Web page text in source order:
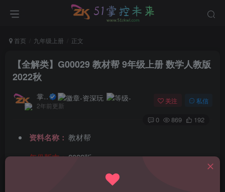
首页 九年级上册 正文
【全解类】G00029 教材帮 9年级上册 数学人教版
2022秋
掌控未来
2年前更新
关注 私信
0 869 192
资料名称： 教材帮
年份版本：2022版